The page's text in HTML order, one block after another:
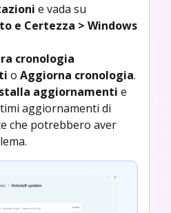
e vada su
e Certezza > Windows
cronologia
o Aggiorna cronologia.
aggiornamenti e
aggiornamenti di
che potrebbero aver